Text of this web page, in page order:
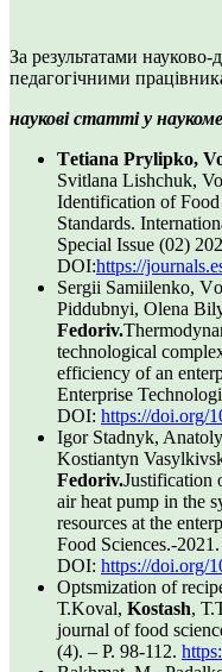
За результатами науково-
педагогічними
наукові статті у
Tеtiana Prylipko,
Svitlana Lishchuk,
Identification of
Standards.
Special Issue (02)
DOI:https://
Sergii Samiilenko,
Piddubnyi, Olena
Fedoriv.
technological
efficiency of an
Enterprise
DOI: https://doi.org/
Igor Stadnyk,
Kostiantyn
Fedoriv.Justification
air heat pump in the
resources at the
Food Sciences.-
DOI: https://doi.org/
Optsmization of
Т.Koval, Kostash,
journal of food
(4). – Р. 98-112.